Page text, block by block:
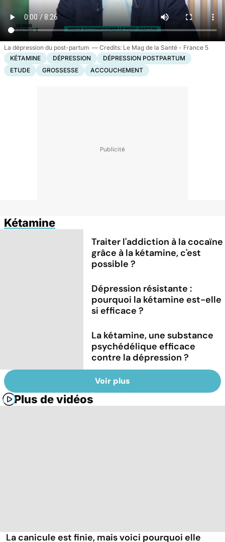
La dépression du post-partum
Le Mag de la Santé - France 5
KÉTAMINE
DÉPRESSION
DÉPRESSION POSTPARTUM
ETUDE
GROSSESSE ACCOUCHEMENT
Kétamine
Traiter l'addiction à la cocaïne
grâce à la kétamine, c'est
possible ?
Dépression résistante :
pourquoi la kétamine est-elle
si efficace ?
La kétamine, une substance
psychédélique efficace
contre la dépression ?
Voir plus
Plus de vidéos
La canicule est finie, mais voici pourquoi elle